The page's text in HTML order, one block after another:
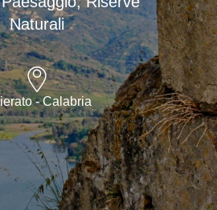
Naturali
- Calabria